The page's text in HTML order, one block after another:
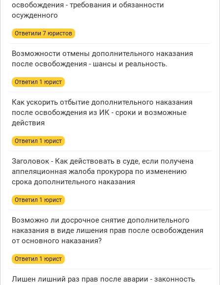
освобождения - требования и обязанности
осужденного
Ответили 7 юристов
Возможности отмены дополнительного наказания
после освобождения - шансы и реальность.
Ответил 1 юрист
Как ускорить отбытие дополнительного наказания
после освобождения из ИК - сроки и возможные
действия
Ответил 1 юрист
Заголовок - Как действовать в суде, если получена
аппеляционная жалоба прокурора по изменению
срока дополнительного наказания
Ответил 1 юрист
Возможно ли досрочное снятие дополнительного
наказания в виде лишения прав после освобождения
от основного наказания?
Ответил 1 юрист
Лишен лишний раз прав после аварии - законность